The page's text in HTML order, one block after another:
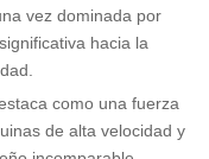
vez dominada por
hacia la
como una fuerza
de alta velocidad y